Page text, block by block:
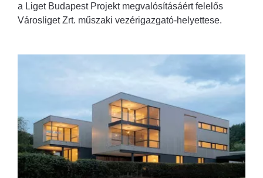
a Liget Budapest Projekt megvalósításáért felelős
Városliget Zrt. műszaki vezérigazgató-helyettese.